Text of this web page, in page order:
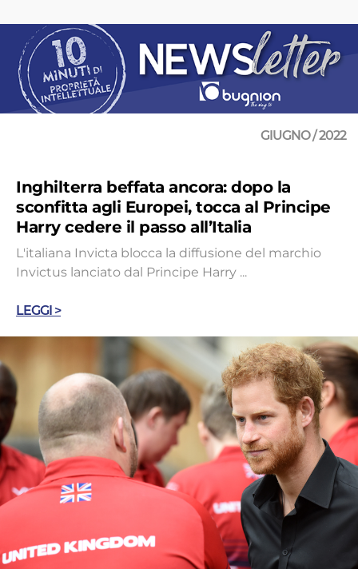
GIUGNO / 2022
Inghilterra beffata ancora: dopo la
sconfitta agli Europei, tocca al Principe
Harry cedere il passo all’Italia
L'italiana Invicta blocca la diffusione del marchio
Invictus lanciato dal Principe Harry ...
LEGGI >